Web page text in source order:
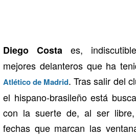
Diego Costa es,
mejores delanteros que ha
Atlético de Madrid. Tras salir del
el hispano-brasileño está
con la suerte de, al ser
fechas que marcan las